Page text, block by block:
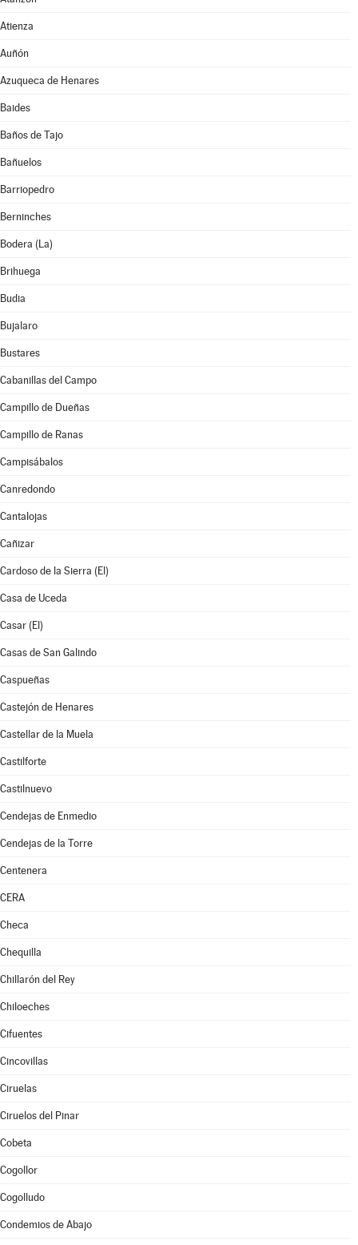
Atienza
Auñón
Azuqueca de Henares
Baides
Baños de Tajo
Bañuelos
Barriopedro
Berninches
Bodera (La)
Brihuega
Budia
Bujalaro
Bustares
Cabanillas del Campo
Campillo de Dueñas
Campillo de Ranas
Campisábalos
Canredondo
Cantalojas
Cañizar
Cardoso de la Sierra (El)
Casa de Uceda
Casar (El)
Casas de San Galindo
Caspueñas
Castejón de Henares
Castellar de la Muela
Castilforte
Castilnuevo
Cendejas de Enmedio
Cendejas de la Torre
Centenera
CERA
Checa
Chequilla
Chillarón del Rey
Chiloeches
Cifuentes
Cincovillas
Ciruelas
Ciruelos del Pinar
Cobeta
Cogollor
Cogolludo
Condemios de Abajo